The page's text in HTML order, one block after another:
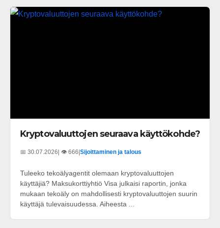
Kryptovaluuttojen seuraava käyttökohde?
📅 30.07.2026 | 👁️ 666 Sijoittaminen ja talous
Tuleeko tekoälyagentit olemaan kryptovaluuttojen
käyttäjiä? Maksukorttiyhtiö Visa julkaisi raportin, jonka
mukaan tekoäly on mahdollisesti kryptovaluuttojen suurin
käyttäjä tulevaisuudessa. Aiheesta ...